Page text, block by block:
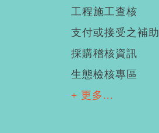
工程施工查核
支付或接受之補助
採購稽核資訊
生態檢核專區
+ 更多...